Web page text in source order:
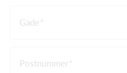
Gade
Postnummer